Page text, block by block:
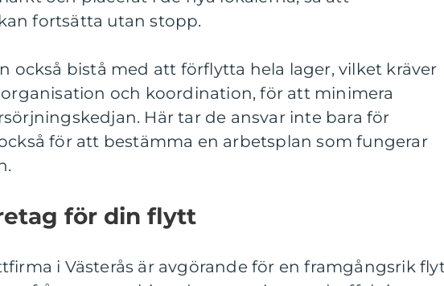
fortsätta utan stopp.
också bistå med att förflytta hela lager, vilket kräver
och koordination, för att minimera
Här tar de ansvar inte bara för
för att bestämma en arbetsplan som fungerar
för din flytt
i Västerås är avgörande för en framgångsrik